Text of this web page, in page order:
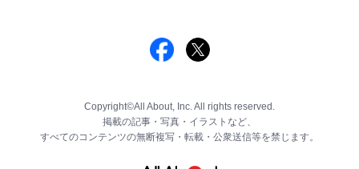
Copyright©All About, Inc. All rights reserved.
掲載の記事・写真・イラストなど、
すべてのコンテンツの無断複写・転載・公衆送信等を禁じます。